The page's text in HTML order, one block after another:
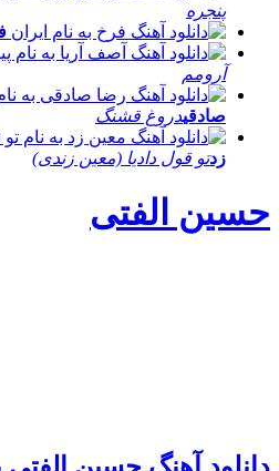
پنجره
آرومم
صادقیدروغ قشنگ
زدتو قول دادیا (معین زندی)
حسین الفتی